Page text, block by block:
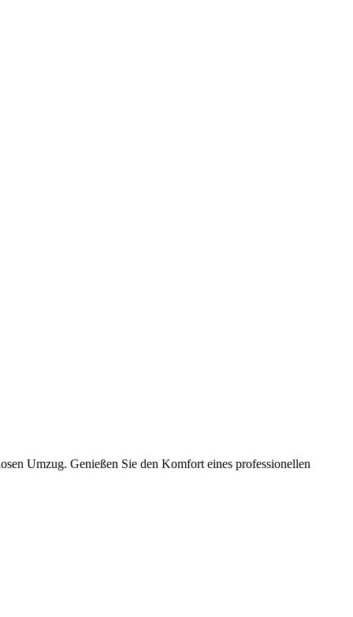
Umzug. Genießen Sie den Komfort eines professionellen